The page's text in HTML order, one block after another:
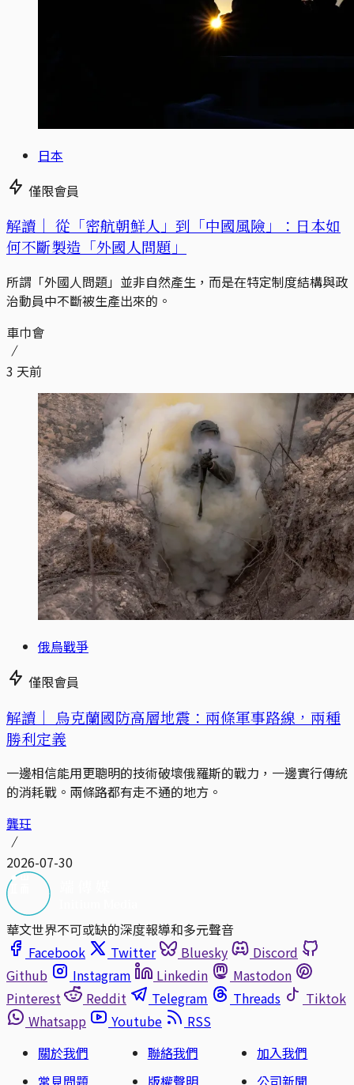
日本
僅限會員
解讀｜ 從「密航朝鮮人」到「中國風險」：日本如
何不斷製造「外國人問題」
所謂「外國人問題」並非自然產生，而是在特定制度結構與政
治動員中不斷被生產出來的。
車巾會
3 天前
俄烏戰爭
僅限會員
解讀｜ 烏克蘭國防高層地震：兩條軍事路線，兩種
勝利定義
一邊相信能用更聰明的技術破壞俄羅斯的戰力，一邊實行傳統
的消耗戰。兩條路都有走不通的地方。
龔玨
2026-07-30
華文世界不可或缺的深度報導和多元聲音
Facebook
Twitter Bluesky
Discord
Github
Instagram Linkedin
Mastodon
Pinterest
Reddit Telegram Threads
Tiktok
Whatsapp
Youtube
RSS
關於我們
聯絡我們
加入我們